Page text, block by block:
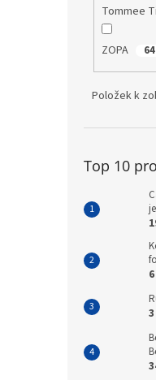
Tommee
ZOPA 64
Položek k
Top 10